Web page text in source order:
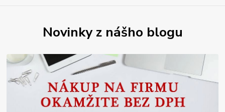
Novinky z nášho blogu